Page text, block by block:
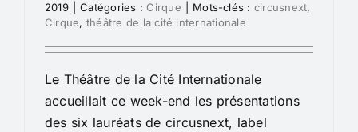
2019
Catégories : Cirque Mots-clés : circusnext,
Cirque, théâtre de la cité internationale
Le Théâtre de la Cité Internationale
accueillait ce week-end les présentations
des six lauréats de circusnext, label